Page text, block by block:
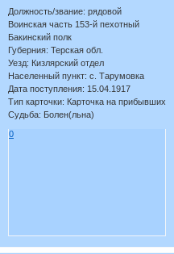
Должность/звание: рядовой
Воинская часть 153-й пехотный
Бакинский полк
Губерния: Терская обл.
Уезд: Кизлярский отдел
Населенный пункт: с. Тарумовка
Дата поступления: 15.04.1917
Тип карточки: Карточка на прибывших
Судьба: Болен(льна)
0